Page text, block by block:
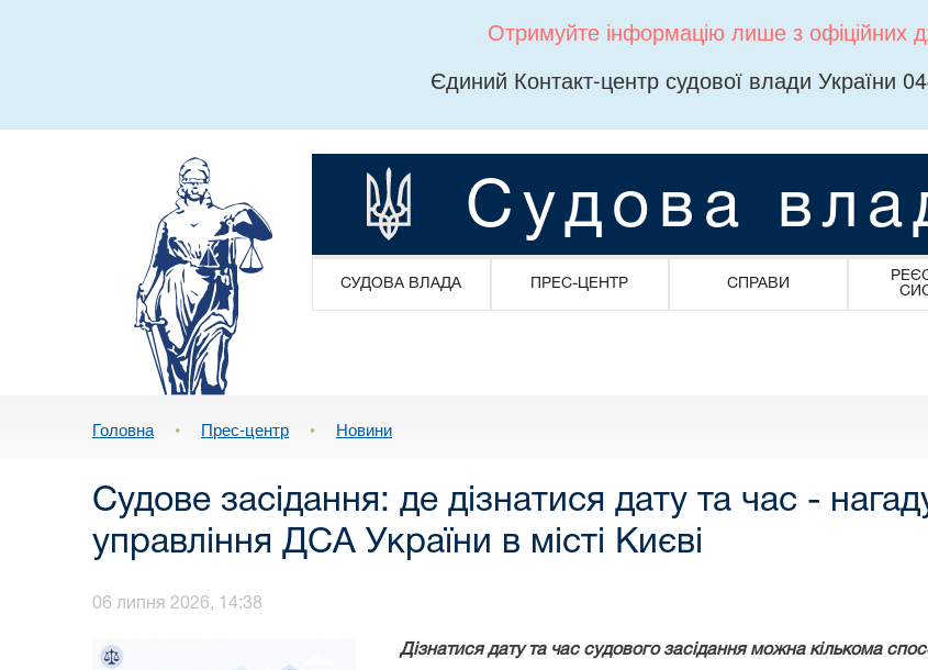
Отримуйте інформацію лише з офіційних
Єдиний Контакт-центр судової влади України
Судова
СУДОВА ВЛАДА ПРЕС-ЦЕНТР СПРАВИ
Головна • Прес-центр • Новини
Судове засідання: де дізнатися дату та час -
управління ДСА України в місті Києві
06 липня 2026, 14:38
Дізнатися дату та час судового засідання можна кількома